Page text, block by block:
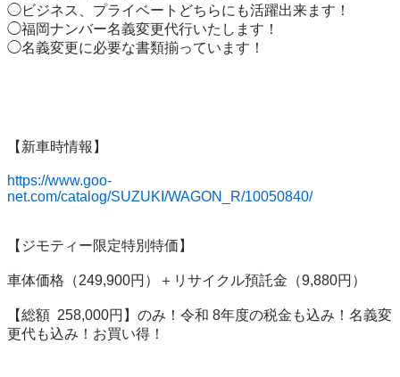
◯ビジネス、プライベートどちらにも活躍出来ます！
◯福岡ナンバー名義変更代行いたします！
◯名義変更に必要な書類揃っています！
【新車時情報】
https://www.goo-
net.com/catalog/SUZUKI/WAGON_R/10050840/
【ジモティー限定特別特価】
車体価格（249,900円）＋リサイクル預託金（9,880円）
【総額  258,000円】のみ！令和 8年度の税金も込み！名義変
更代も込み！お買い得！